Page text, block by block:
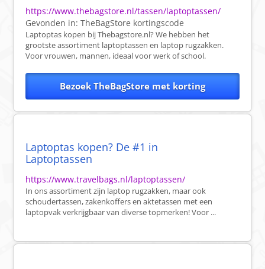
https://www.thebagstore.nl/tassen/laptoptassen/
Gevonden in:TheBagStore kortingscode
Laptoptas kopen bij Thebagstore.nl? We hebben het
grootste assortiment laptoptassen en laptop rugzakken.
Voor vrouwen, mannen, ideaal voor werk of school.
Bezoek TheBagStore met korting
Laptoptas kopen? De #1 in
Laptoptassen
https://www.travelbags.nl/laptoptassen/
In ons assortiment zijn laptop rugzakken, maar ook
schoudertassen, zakenkoffers en aktetassen met een
laptopvak verkrijgbaar van diverse topmerken! Voor ...